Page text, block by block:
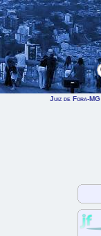
Juiz de Fora-MG